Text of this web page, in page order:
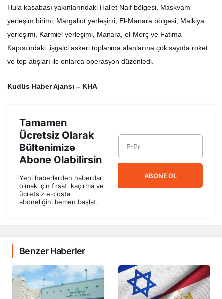
Hula kasabası yakınlarındaki Hallet Naif bölgesi, Maskvam
yerleşim birimi, Margaliot yerleşimi, El-Manara bölgesi, Malkiya
yerleşimi, Karmiel yerleşimi, Manara, el-Merç ve Fatima
Kapısı’ndaki işgalci askeri toplanma alanlarına çok sayıda roket
ve top atışları ile onlarca operasyon düzenledi.
Kudüs Haber Ajansı – KHA
Tamamen
Ücretsiz Olarak
Bültenimize
Abone Olabilirsin
Yeni haberlerden haberdar
olmak için fırsatı kaçırma ve
ücretsiz e-posta
aboneliğini hemen başlat.
ABONE OL
Benzer Haberler